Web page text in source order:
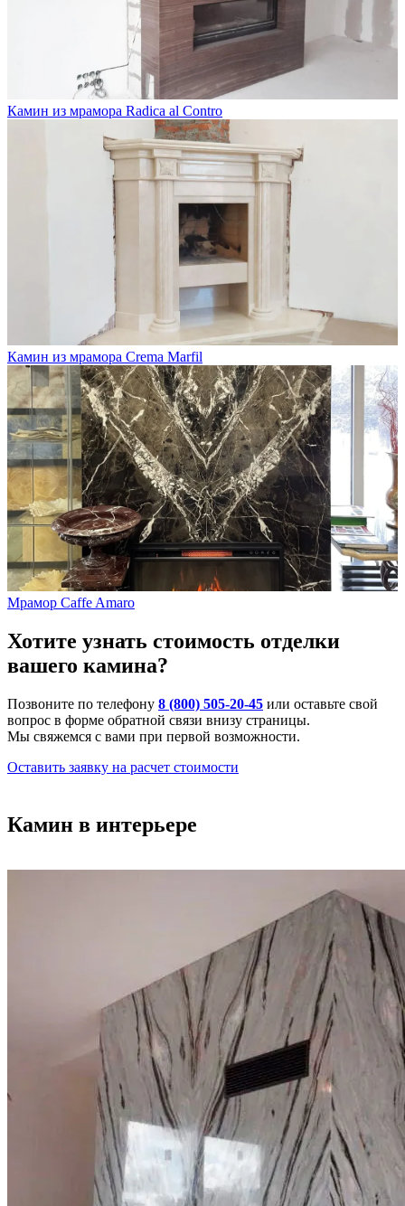
Камин из мрамора Radica al Contro
Камин из мрамора Crema Marfil
Мрамор Caffe Amaro
Хотите узнать стоимость отделки
вашего камина?
Позвоните по телефону 8 (800) 505-20-45 или оставьте свой
вопрос в форме обратной связи внизу страницы.
Мы свяжемся с вами при первой возможности.
Оставить заявку на расчет стоимости
Камин в интерьере